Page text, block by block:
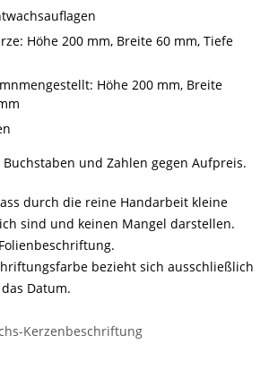
Höhe 200 mm, Breite 60 mm, Tiefe
Höhe 200 mm, Breite
und Zahlen gegen Aufpreis.
durch die reine Handarbeit kleine
sind und keinen Mangel darstellen.
bezieht sich ausschließlich
Datum.
Kerzenbeschriftung